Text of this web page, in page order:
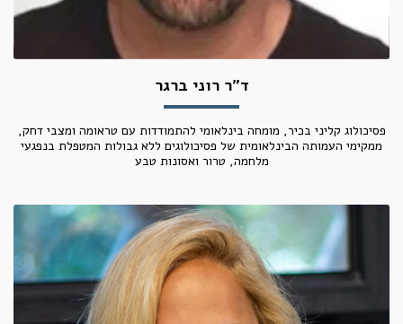
ד"ר רוני ברגר
פסיכולוג קליני בכיר, מומחה בינלאומי להתמודדות עם טראומה ומצבי דחק,
ממקימי העמותה הבינלאומית של פסיכולוגים ללא גבולות המטפלת בנפגעי
מלחמה, טרור ואסונות טבע